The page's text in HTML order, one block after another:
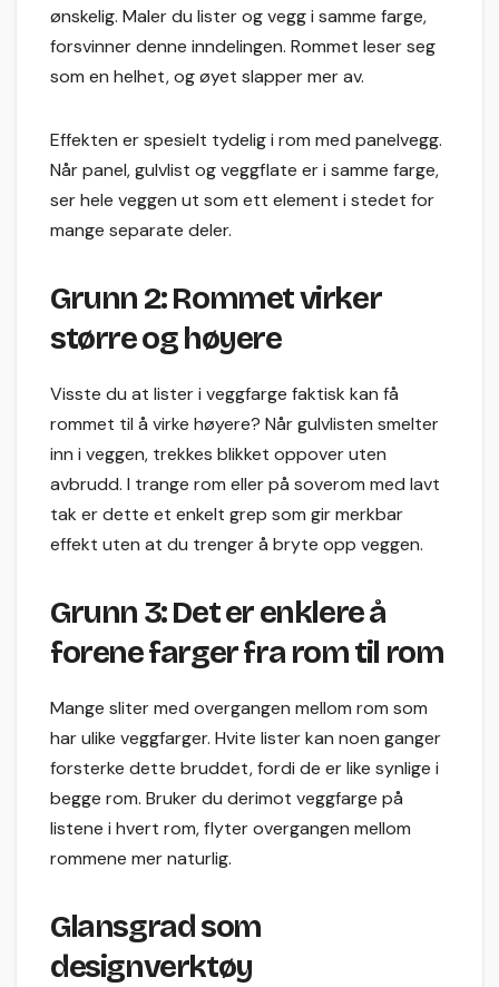
ønskelig. Maler du lister og vegg i samme farge,
forsvinner denne inndelingen. Rommet leser seg
som en helhet, og øyet slapper mer av.
Effekten er spesielt tydelig i rom med panelvegg.
Når panel, gulvlist og veggflate er i samme farge,
ser hele veggen ut som ett element i stedet for
mange separate deler.
Grunn 2: Rommet virker
større og høyere
Visste du at lister i veggfarge faktisk kan få
rommet til å virke høyere? Når gulvlisten smelter
inn i veggen, trekkes blikket oppover uten
avbrudd. I trange rom eller på soverom med lavt
tak er dette et enkelt grep som gir merkbar
effekt uten at du trenger å bryte opp veggen.
Grunn 3: Det er enklere å
forene farger fra rom til rom
Mange sliter med overgangen mellom rom som
har ulike veggfarger. Hvite lister kan noen ganger
forsterke dette bruddet, fordi de er like synlige i
begge rom. Bruker du derimot veggfarge på
listene i hvert rom, flyter overgangen mellom
rommene mer naturlig.
Glansgrad som
designverktøy